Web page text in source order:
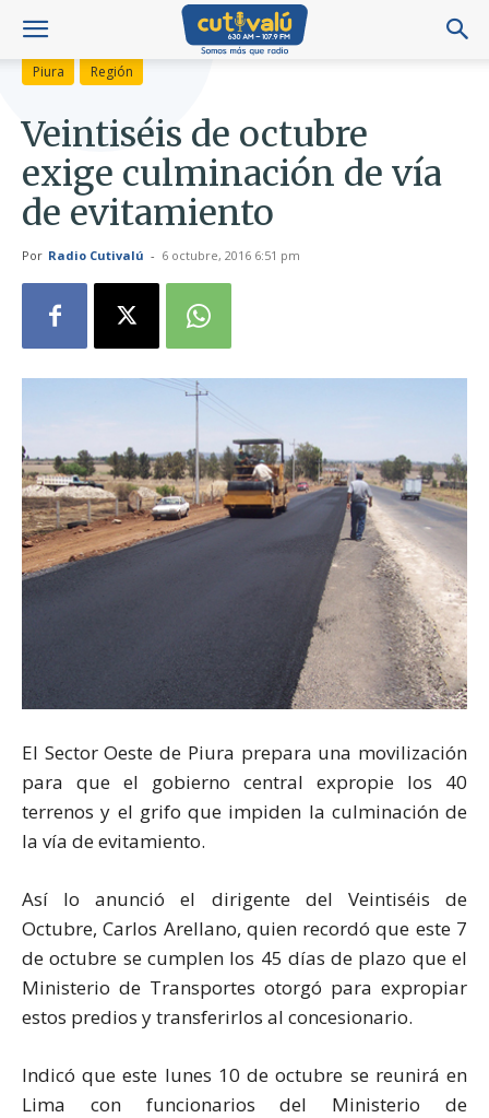
Piura Región
Veintiséis de octubre
exige culminación de vía
de evitamiento
Por Radio Cutivalú - 6 octubre, 2016 6:51 pm
El Sector Oeste de Piura prepara una movilización
para que el gobierno central expropie los 40
terrenos y el grifo que impiden la culminación de
la vía de evitamiento.
Así lo anunció el dirigente del Veintiséis de
Octubre, Carlos Arellano, quien recordó que este 7
de octubre se cumplen los 45 días de plazo que el
Ministerio de Transportes otorgó para expropiar
estos predios y transferirlos al concesionario.
Indicó que este lunes 10 de octubre se reunirá en
Lima con funcionarios del Ministerio de